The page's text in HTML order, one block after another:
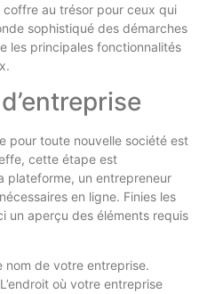
coffre au trésor pour ceux qui
sophistiqué des démarches
les principales fonctionnalités
pour toute nouvelle société est
cette étape est
plateforme, un entrepreneur
en ligne. Finies les
un aperçu des éléments requis
nom de votre entreprise.
où votre entreprise